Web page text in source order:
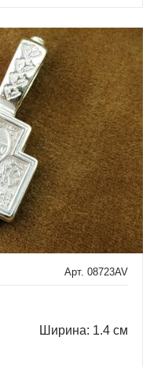
Арт. 08723AV
Ширина: 1.4 см